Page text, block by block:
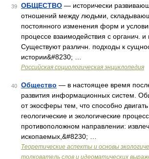
39 ОБЩЕСТВО — исторически
отношений между людьми,
постоянного изменения форм и
процессе взаимодействия с органич. и
Существуют различн. подходы к
истории&#8230; …
Российская социологическая энциклопедия
40 Общество — в настоящее время
развития информационных систем.
от экосферы тем, что способно
геологические и экологические
противоположном направлении:
ископаемых,&#8230; …
Теоретические аспекты и основы
толкователь слов и идеоматических